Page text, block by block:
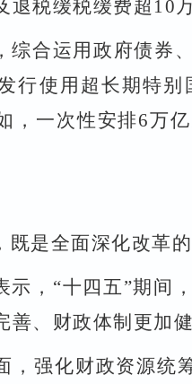
退税缓税缓费超 10
综合运用政府债券
行使用超长期特别
，一次性安排6万
既是全面深化改革
示， “十四五”期间
善、财政体制更加
，强化财政资源统